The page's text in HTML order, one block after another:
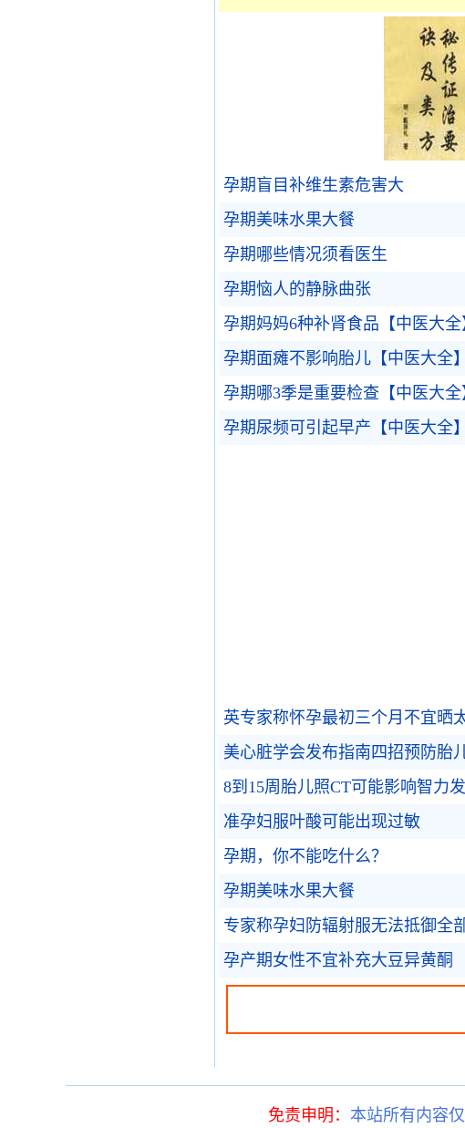
孕期盲目补维生素危害大
孕期美味水果大餐
孕期哪些情况须看医生
孕期恼人的静脉曲张
孕期妈妈6种补肾食品【中医大全
孕期面瘫不影响胎儿【中医大全】
孕期哪3季是重要检查【中医大全
孕期尿频可引起早产【中医大全】
英专家称怀孕最初三个月不宜晒
美心脏学会发布指南四招预防胎
8到15周胎儿照CT可能影响智力
准孕妇服叶酸可能出现过敏
孕期，你不能吃什么？
孕期美味水果大餐
专家称孕妇防辐射服无法抵御全
孕产期女性不宜补充大豆异黄酮
免责申明： 本站所有内容